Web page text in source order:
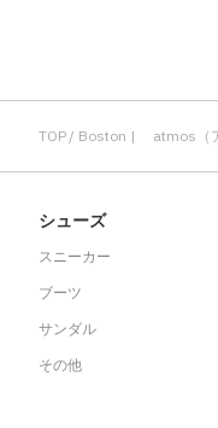
TOP Boston | atmos（ア
シューズ
スニーカー
ブーツ
サンダル
その他